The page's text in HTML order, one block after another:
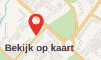
Bekijk op kaart